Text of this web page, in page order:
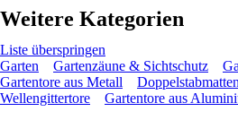
Weitere Kategorien
Liste überspringen
Garten
Gartenzäune & Sichtschutz
Gartentore aus Metall
Wellengittertore
Gartentore aus